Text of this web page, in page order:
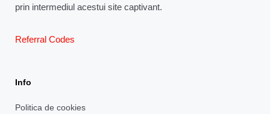
prin intermediul acestui site captivant.
Referral Codes
Info
Politica de cookies